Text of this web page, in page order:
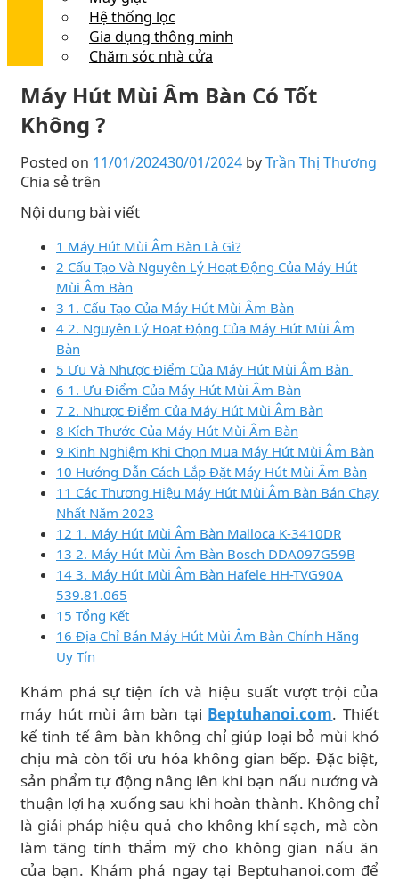
Hệ thống lọc
Gia dụng thông minh
Chăm sóc nhà cửa
Máy Hút Mùi Âm Bàn Có Tốt
Không ?
Posted on 11/01/202430/01/2024 byTrần Thị Thương
Chia sẻ trên
Nội dung bài viết
1 Máy Hút Mùi Âm Bàn Là Gì?
2 Cấu Tạo Và Nguyên Lý Hoạt Động Của Máy Hút
Mùi Âm Bàn
3 1. Cấu Tạo Của Máy Hút Mùi Âm Bàn
4 2. Nguyên Lý Hoạt Động Của Máy Hút Mùi Âm
Bàn
5 Ưu Và Nhược Điểm Của Máy Hút Mùi Âm Bàn
6 1. Ưu Điểm Của Máy Hút Mùi Âm Bàn
7 2. Nhược Điểm Của Máy Hút Mùi Âm Bàn
8 Kích Thước Của Máy Hút Mùi Âm Bàn
9 Kinh Nghiệm Khi Chọn Mua Máy Hút Mùi Âm Bàn
10 Hướng Dẫn Cách Lắp Đặt Máy Hút Mùi Âm Bàn
11 Các Thương Hiệu Máy Hút Mùi Âm Bàn Bán Chạy
Nhất Năm 2023
12 1. Máy Hút Mùi Âm Bàn Malloca K-3410DR
13 2. Máy Hút Mùi Âm Bàn Bosch DDA097G59B
14 3. Máy Hút Mùi Âm Bàn Hafele HH-TVG90A
539.81.065
15 Tổng Kết
16 Địa Chỉ Bán Máy Hút Mùi Âm Bàn Chính Hãng
Uy Tín
Khám phá sự tiện ích và hiệu suất vượt trội của
máy hút mùi âm bàn tại Beptuhanoi.com. Thiết
kế tinh tế âm bàn không chỉ giúp loại bỏ mùi khó
chịu mà còn tối ưu hóa không gian bếp. Đặc biệt,
sản phẩm tự động nâng lên khi bạn nấu nướng và
thuận lợi hạ xuống sau khi hoàn thành. Không chỉ
là giải pháp hiệu quả cho không khí sạch, mà còn
làm tăng tính thẩm mỹ cho không gian nấu ăn
của bạn. Khám phá ngay tại Beptuhanoi.com để